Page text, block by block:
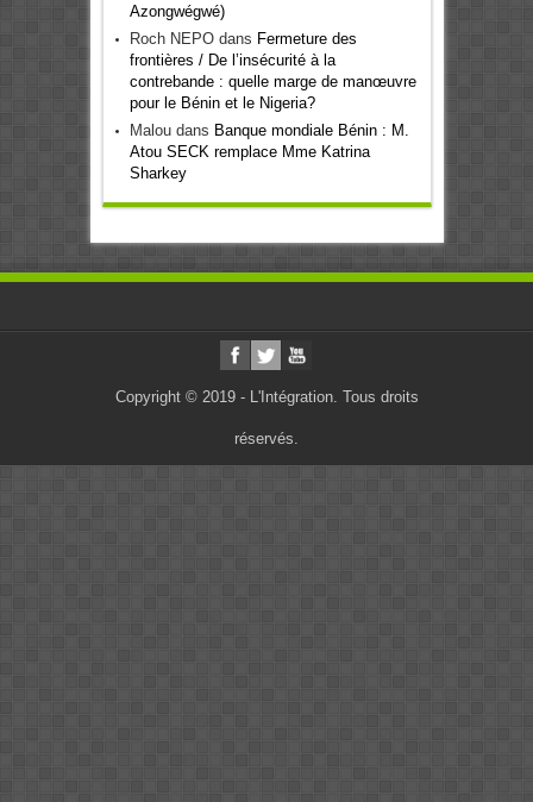
Azongwégwé)
Roch NEPOdans Fermeture des
frontières / De l’insécurité à la
contrebande : quelle marge de manœuvre
pour le Bénin et le Nigeria?
Maloudans Banque mondiale Bénin : M.
Atou SECK remplace Mme Katrina
Sharkey
Copyright © 2019 - L'Intégration. Tous droits
réservés.